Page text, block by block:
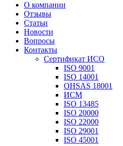
О компании
Отзывы
Статьи
Новости
Вопросы
Контакты
Сертификат ИСО
ISO 9001
ISO 14001
OHSAS 18001
ИСМ
ISO 13485
ISO 20000
ISO 22000
ISO 29001
ISO 45001